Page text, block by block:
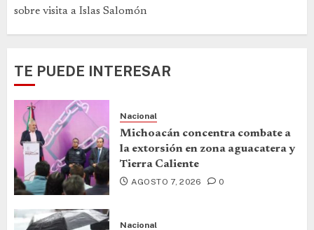
sobre visita a Islas Salomón
TE PUEDE INTERESAR
Nacional
Michoacán concentra combate a
la extorsión en zona aguacatera y
Tierra Caliente
AGOSTO 7, 2026 0
Nacional